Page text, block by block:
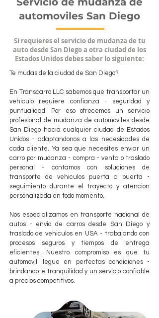
automoviles San Diego
Si requieres el servicio de mudanza de tu
auto desde San Diego a otra ciudad de los
Estados Unidos debes saber lo siguiente:
Te mudas de la ciudad de San Diego?
En Transcarro LLC sabemos que transportar un
vehiculo requiere confianza - seguridad y
puntualidad. Por eso ofrecemos un servicio
profesional de mudanza de automoviles desde
San Diego hacia cualquier ciudad de Estados
Unidos - adaptandonos a las necesidades de
cada cliente. Ya sea que necesites enviar un
carro por mudanza - compra - venta o traslado
personal - contamos con soluciones de
transporte de vehiculos puerta a puerta -
seguimiento durante el trayecto y atencion
personalizada en todo momento.
Nos especializamos en transporte nacional de
autos - envio de carros desde San Diego y
traslado de vehiculos en USA - trabajando con
procesos seguros y tiempos de entrega
eficientes. Nuestro compromiso es que tu
automovil llegue en perfectas condiciones -
brindandote tranquilidad y un servicio confiable
a precios competitivos.